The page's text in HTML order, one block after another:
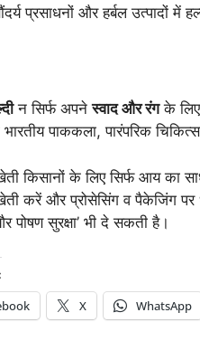
प्रसाधनों और हर्बल उत्पादों में
न सिर्फ अपनेस्वाद और रंगके
पाककला, पारंपरिक
किसानों के लिए सिर्फ आय का
करें और प्रोसेसिंग व पैकेजिंग
पोषण सुरक्षा’ भी दे सकती है।
X WhatsApp